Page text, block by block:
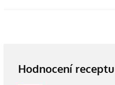
Hodnocení receptu